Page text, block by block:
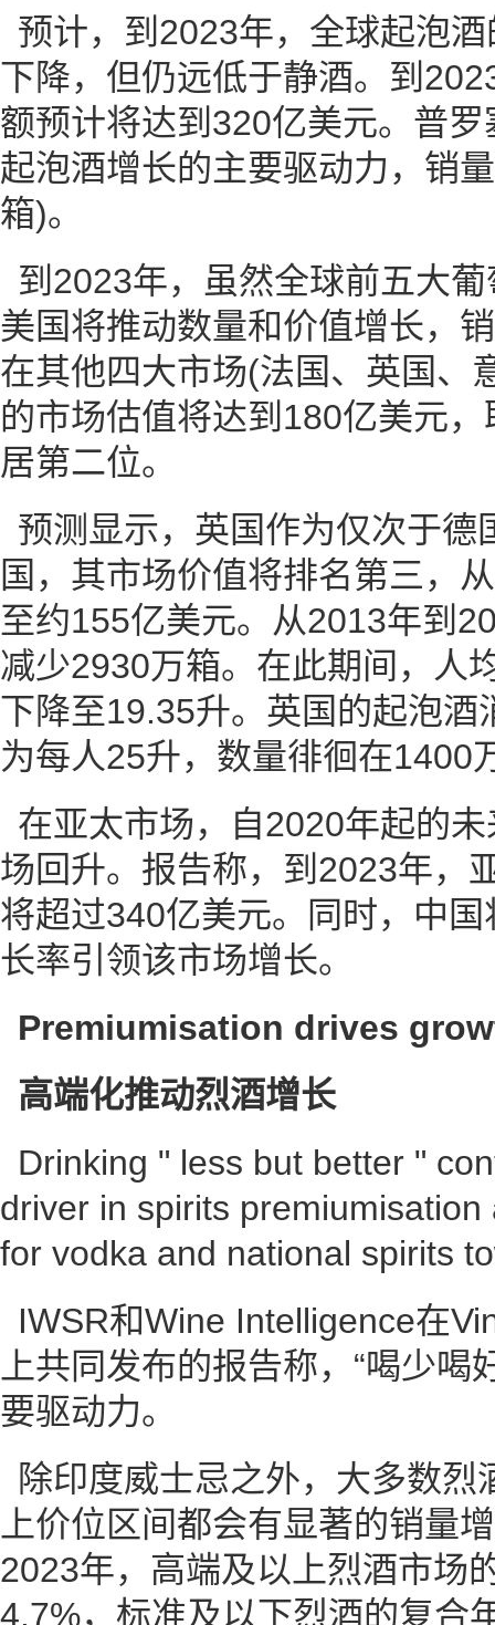
预计，到2023年，全球起泡
下降，但仍远低于静酒。到
额预计将达到320亿美元。普
起泡酒增长的主要驱动力，销
箱)。
到2023年，虽然全球前五大
美国将推动数量和价值增长，
在其他四大市场(法国、英国、
的市场估值将达到180亿美元
居第二位。
预测显示，英国作为仅次于德
国，其市场价值将排名第三，
至约155亿美元。从2013年到
减少2930万箱。在此期间，人
下降至19.35升。英国的起泡酒
为每人25升，数量徘徊在1400
在亚太市场，自2020年起的
场回升。报告称，到2023年，
将超过340亿美元。同时，中
长率引领该市场增长。
Premiumisation drives
高端化推动烈酒增长
Drinking " less but better "
driver in spirits
for vodka and national spirits
IWSR和Wine Intelligence在
上共同发布的报告称，“喝少喝
要驱动力。
除印度威士忌之外，大多数
上价位区间都会有显著的销量
2023年，高端及以上烈酒市场
4.7%，标准及以下烈酒的复合